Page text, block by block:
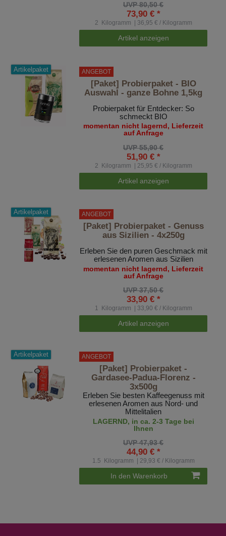
UVP 80,50 €
73,90 € *
2 Kilogramm | 36,95 € / Kilogramm
Artikel anzeigen
Artikelpaket ANGEBOT
[Paket] Probierpaket - BIO
Auswahl - ganze Bohne 1,5kg
Probierpaket für Entdecker: So
schmeckt BIO
momentan nicht lagernd, Lieferzeit
auf Anfrage
UVP 55,90 €
51,90 € *
2 Kilogramm | 25,95 € / Kilogramm
Artikel anzeigen
Artikelpaket ANGEBOT
[Paket] Probierpaket - Genuss
aus Sizilien - 4x250g
Erleben Sie den puren Geschmack mit
erlesenen Aromen aus Sizilien
momentan nicht lagernd, Lieferzeit
auf Anfrage
UVP 37,50 €
33,90 € *
1 Kilogramm | 33,90 € / Kilogramm
Artikel anzeigen
Artikelpaket ANGEBOT
[Paket] Probierpaket -
Gardasee-Padua-Florenz -
3x500g
Erleben Sie besten Kaffeegenuss mit
erlesenen Aromen aus Nord- und
Mittelitalien
LAGERND, in ca. 2-3 Tage bei
Ihnen
UVP 47,93 €
44,90 € *
1.5 Kilogramm | 29,93 € / Kilogramm
In den Warenkorb